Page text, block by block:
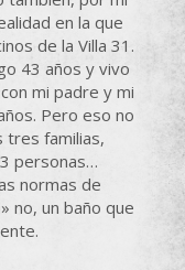
en la que
de la Villa 31.
43 años y vivo
mi padre y mi
Pero eso no
tres familias,
personas…
normas de
no, un baño que